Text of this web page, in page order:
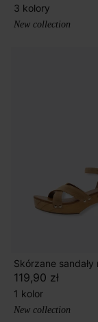
3 kolory
New collection
Skórzane sandały
119,90 zł
1 kolor
New collection